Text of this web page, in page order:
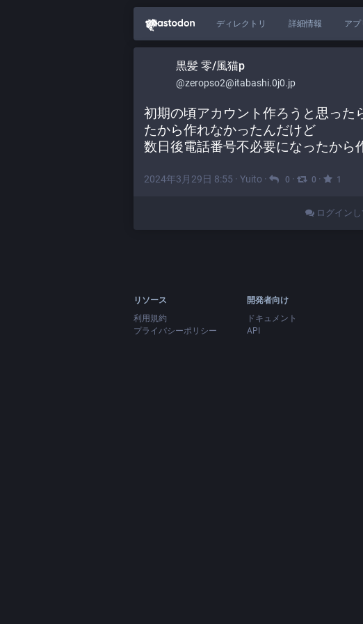
ディレクトリ 詳細情報 アプ
黒髪 零/風猫p
@zeropso2@itabashi.0j0.jp
初期の頃アカウント作ろうと思った
たから作れなかったんだけど
数日後電話番号不必要になったから
2024年3月29日 8:55 · Yuito · 0 · 0 · 1
ログインし
リソース
利用規約
プライバシーポリシー
開発者向け
ドキュメント
API